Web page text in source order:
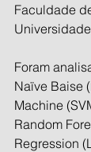
Faculdade
Foram
Naïve Baise
Machine
Random
Regression